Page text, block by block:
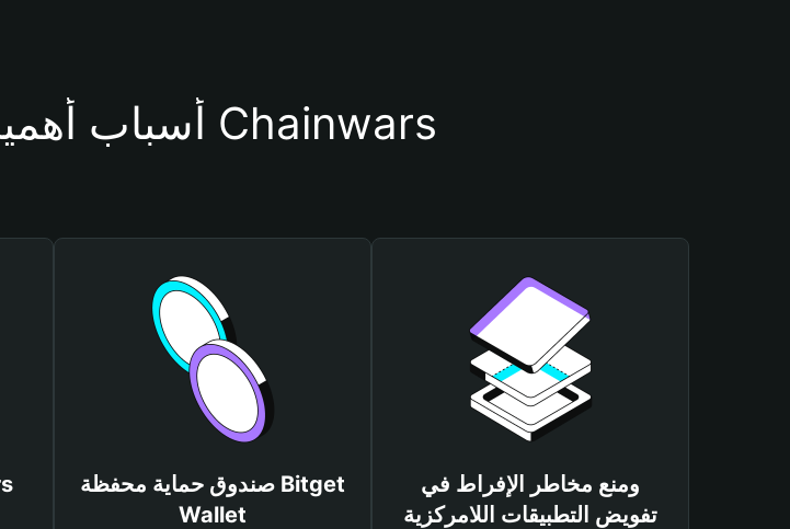
أسباب أهمية استخدام محفظة Chainwars
صندوق حماية محفظة Bitget
Wallet
ومنع مخاطر الإفراط في
تفويض التطبيقات اللامركزية